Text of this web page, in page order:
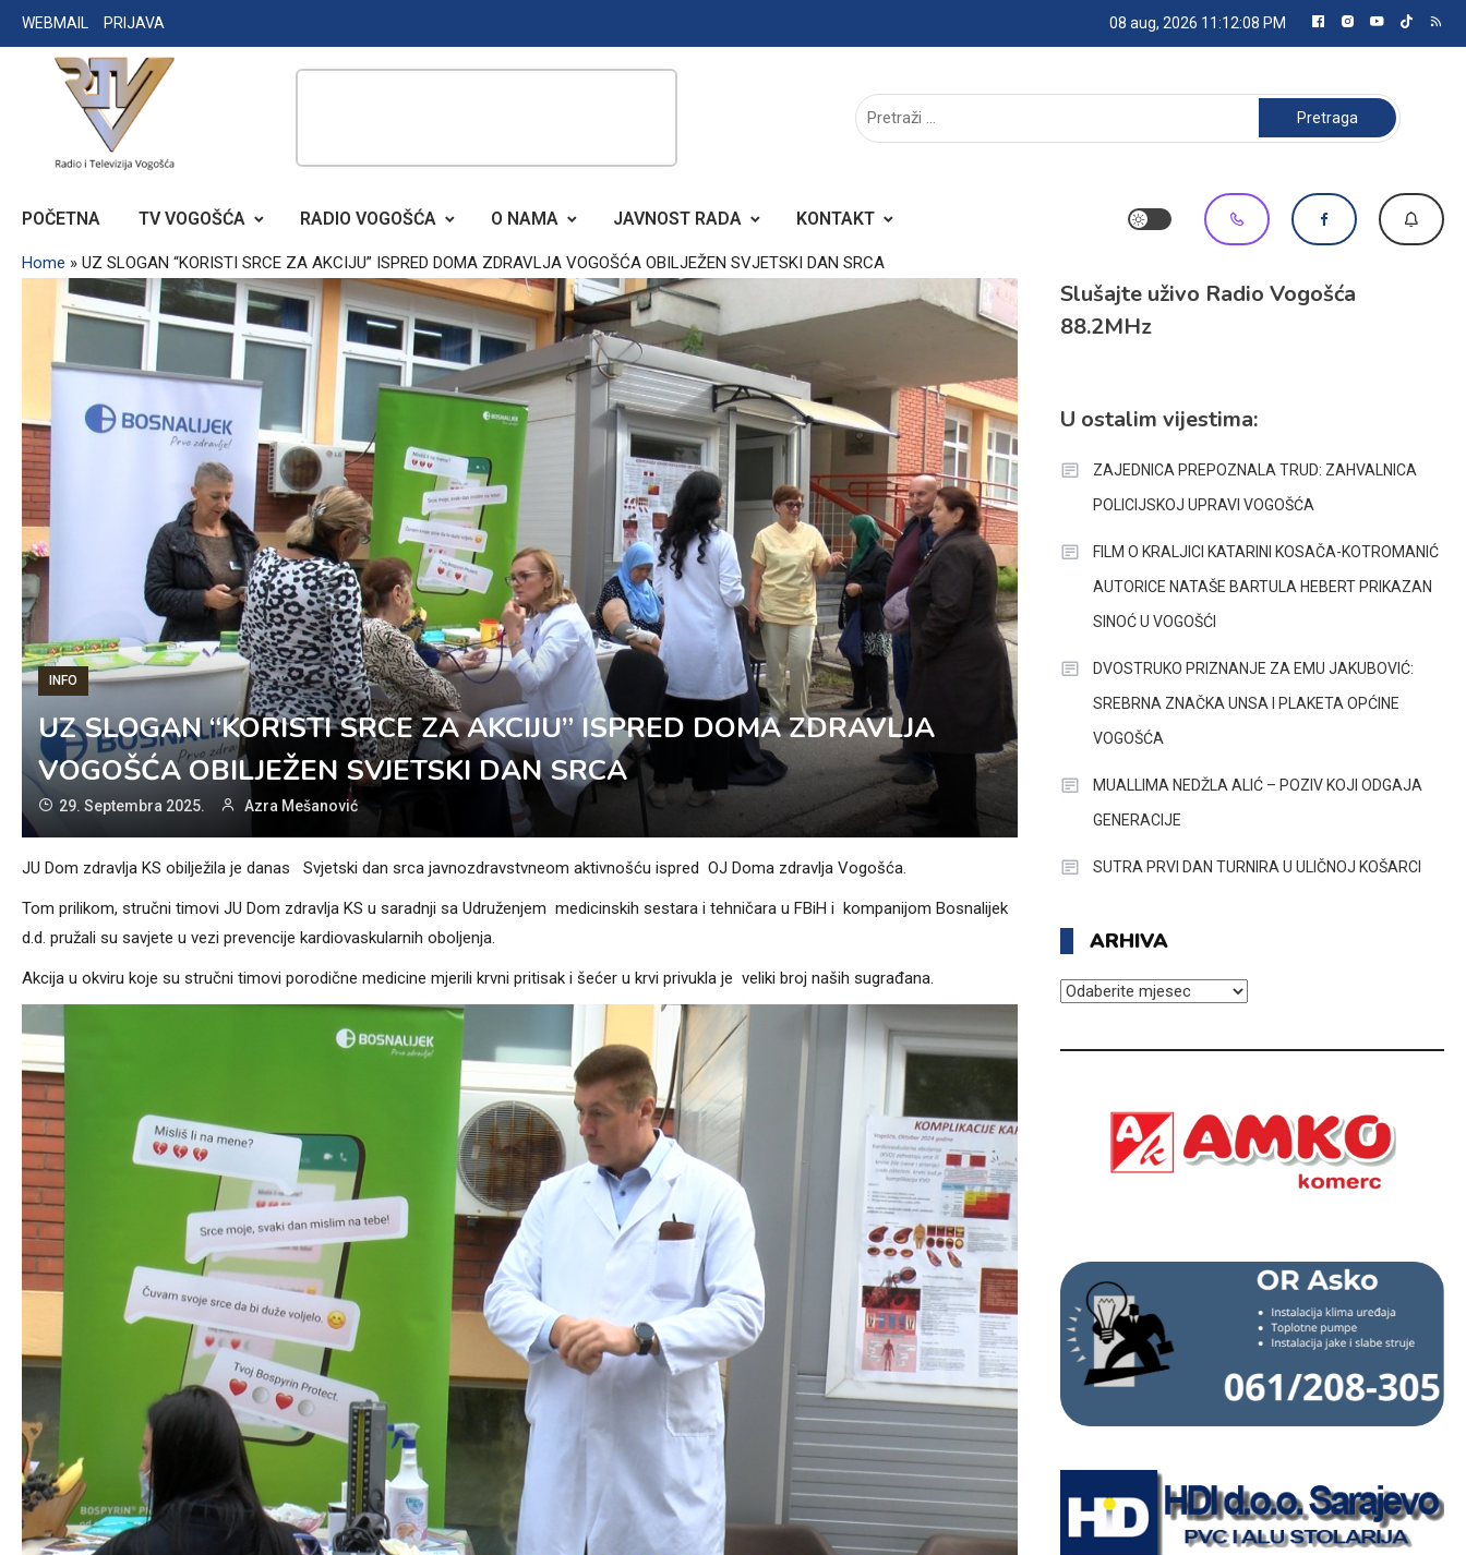
Skip
to
WEBMAIL PRIJAVA 08 aug, 2026 11:12:10 PM
RADIO TELEVIZIJA VOGOŠĆA
Pretraga:
POČETNA TV VOGOŠĆA RADIO VOGOŠĆA O NAMA JAVNOST RADA KONTAKT
Home » UZ SLOGAN “KORISTI SRCE ZA AKCIJU” ISPRED DOMA ZDRAVLJA VOGOŠĆA OBILJEŽEN SVJETSKI DAN SRCA
INFO
UZ SLOGAN “KORISTI SRCE ZA AKCIJU” ISPRED DOMA ZDRAVLJA
VOGOŠĆA OBILJEŽEN SVJETSKI DAN SRCA
29. Septembra 2025. Azra Mešanović
JU Dom zdravlja KS obilježila je danas Svjetski dan srca javnozdravstvneom aktivnošću ispred OJ Doma zdravlja Vogošća.
Tom prilikom, stručni timovi JU Dom zdravlja KS u saradnji sa Udruženjem medicinskih sestara i tehničara u FBiH i kompanijom Bosnalijek
d.d. pružali su savjete u vezi prevencije kardiovaskularnih oboljenja.
Akcija u okviru koje su stručni timovi porodične medicine mjerili krvni pritisak i šećer u krvi privukla je veliki broj naših sugrađana.
Slušajte uživo Radio Vogošća
88.2MHz
U ostalim vijestima:
ZAJEDNICA PREPOZNALA TRUD: ZAHVALNICA
POLICIJSKOJ UPRAVI VOGOŠĆA
FILM O KRALJICI KATARINI KOSAČA-KOTROMANIĆ
AUTORICE NATAŠE BARTULA HEBERT PRIKAZAN
SINOĆ U VOGOŠĆI
DVOSTRUKO PRIZNANJE ZA EMU JAKUBOVIĆ:
SREBRNA ZNAČKA UNSA I PLAKETA OPĆINE
VOGOŠĆA
MUALLIMA NEDŽLA ALIĆ – POZIV KOJI ODGAJA
GENERACIJE
SUTRA PRVI DAN TURNIRA U ULIČNOJ KOŠARCI
ARHIVA
ARHIVA